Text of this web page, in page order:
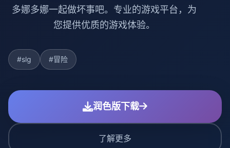
多娜多娜一起做坏事吧。专业的游戏平台，为
您提供优质的游戏体验。
#slg #冒险
润色版下载
了解更多